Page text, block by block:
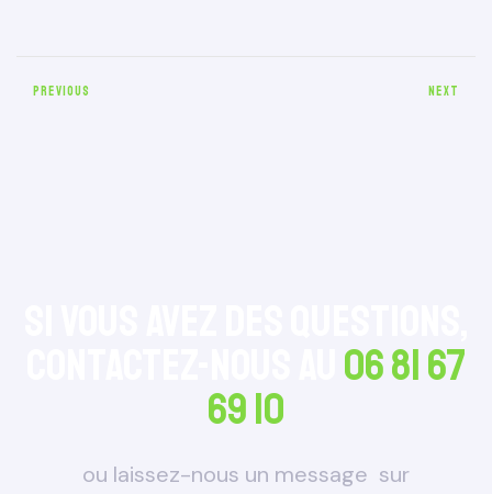
PREVIOUS NEXT
06 81 67
69 10
ou laissez-nous un message sur